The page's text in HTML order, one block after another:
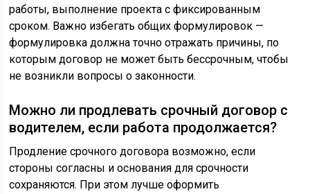
работы, выполнение проекта с фиксированным
сроком. Важно избегать общих формулировок —
формулировка должна точно отражать причины, по
которым договор не может быть бессрочным, чтобы
не возникли вопросы о законности.
Можно ли продлевать срочный договор с
водителем, если работа продолжается?
Продление срочного договора возможно, если
стороны согласны и основания для срочности
сохраняются. При этом лучше оформить